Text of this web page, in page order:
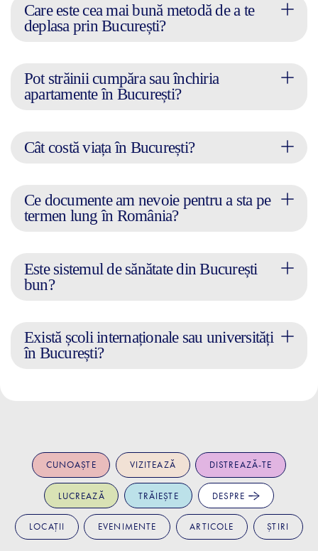
Care este cea mai bună metodă de a te
deplasa prin București?
Pot străinii cumpăra sau închiria
apartamente în București?
Cât costă viața în București?
Ce documente am nevoie pentru a sta pe
termen lung în România?
Este sistemul de sănătate din București
bun?
Există școli internaționale sau universități
în București?
CUNOAȘTE VIZITEAZĂ DISTREAZĂ-TE
LUCREAZĂ TRĂIEȘTE DESPRE
LOCAȚII EVENIMENTE ARTICOLE ȘTIRI